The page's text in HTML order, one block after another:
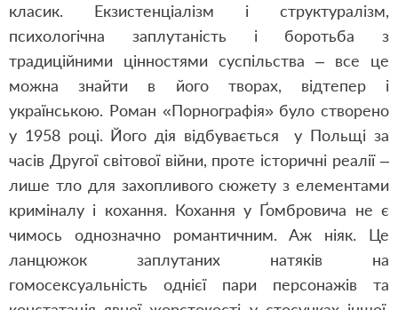
класик. Екзистенціалізм і структуралізм,
психологічна заплутаність і боротьба з
традиційними цінностями суспільства – все це
можна знайти в його творах, відтепер і
українською. Роман «Порнографія» було створено
у 1958 році. Його дія відбувається у Польщі за
часів Другої світової війни, проте історичні реалії –
лише тло для захопливого сюжету з елементами
криміналу і кохання. Кохання у Ґомбровича не є
чимось однозначно романтичним. Аж ніяк. Це
ланцюжок заплутаних натяків на
гомосексуальність однієї пари персонажів та